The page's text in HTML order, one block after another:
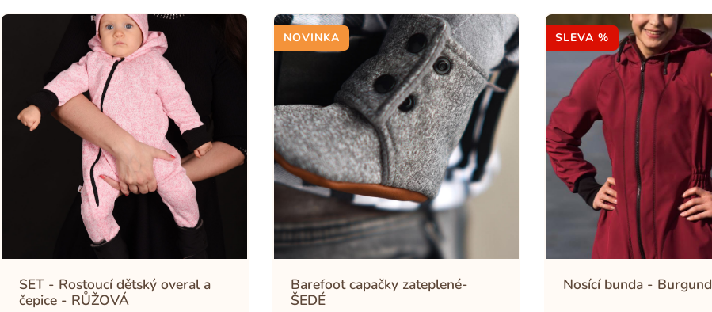
SET - Rostoucí dětský overal a
čepice - RŮŽOVÁ
NOVINKA
Barefoot capačky zateplené-
ŠEDÉ
SLEVA %
Nosící bunda - Burgund